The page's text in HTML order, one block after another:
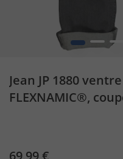
1 2 3
Jean JP 1880
FLEXNAMIC®,
69,99 €